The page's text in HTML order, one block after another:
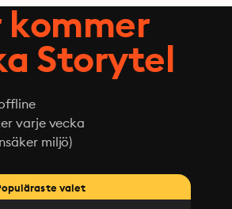
Storytel
varje vecka
miljö)
valet